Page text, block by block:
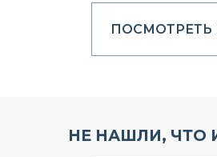
ПОСМОТРЕТЬ
НЕ НАШЛИ, ЧТО